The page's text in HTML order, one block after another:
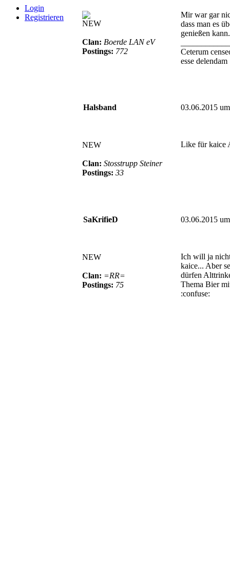
Login
Registrieren
NEW
Clan: Boerde LAN eV
Postings: 772
Mir war gar
dass man es
genießen kann.
Ceterum
esse delendam
Halsband 03.06.2015
NEW
Clan: Stosstrupp Steiner
Postings: 33
Like für kaice
SaKrifieD 03.06.2015
NEW
Clan: =RR=
Postings: 75
Ich will ja
kaice... Aber
dürfen
Thema Bier
:confuse: